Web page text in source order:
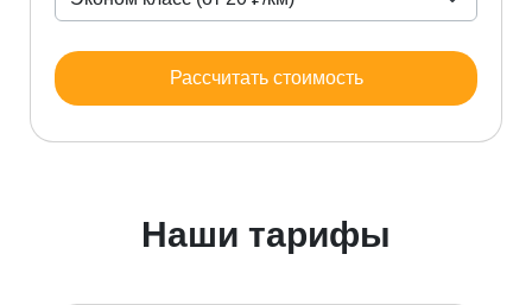
Рассчитать стоимость
Наши тарифы